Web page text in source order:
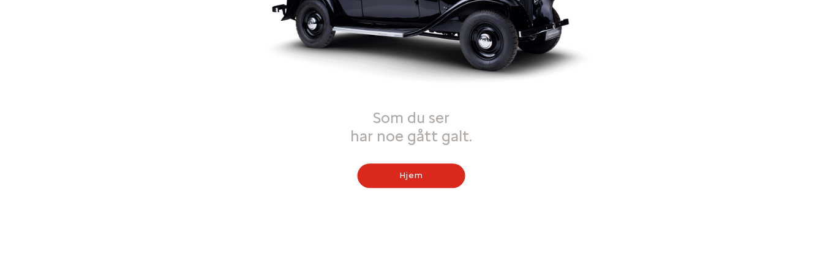
Som du ser
har noe gått galt.
Hjem